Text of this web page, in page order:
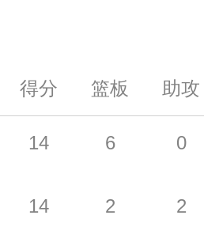
得分
14
14
篮板
6
2
助攻
0
2